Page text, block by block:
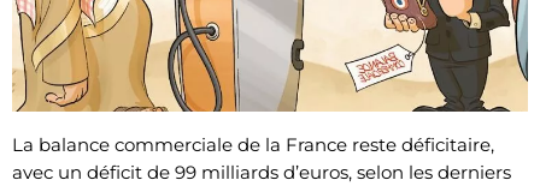
La balance commerciale de la France reste déficitaire,
avec un déficit de 99 milliards d’euros, selon les derniers